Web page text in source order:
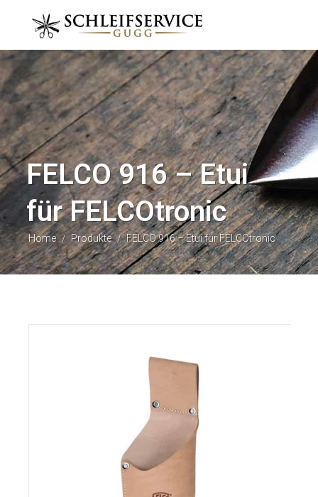
FELCO 916 – Etui
für FELCOtronic
Home / Produkte / FELCO 916 – Etui für FELCOtronic